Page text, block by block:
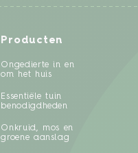
Producten
Ongedierte in en
om het huis
Essentiële tuin
benodigdheden
Onkruid, mos en
groene aanslag